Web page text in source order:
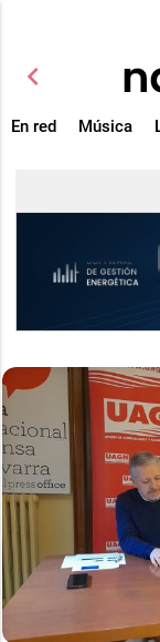
chevron_left
En red Música